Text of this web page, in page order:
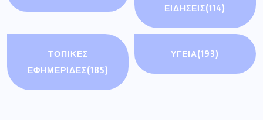
ΕΙΔΉΣΕΙΣ(114)
ΤΟΠΙΚΕΣ
ΕΦΗΜΕΡΙΔΕΣ(185)
ΥΓΕΙΑ(193)